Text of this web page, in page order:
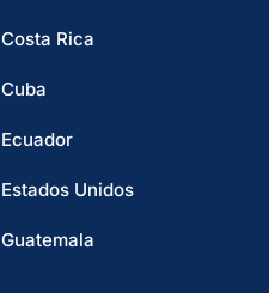
Costa Rica
Cuba
Ecuador
Estados Unidos
Guatemala